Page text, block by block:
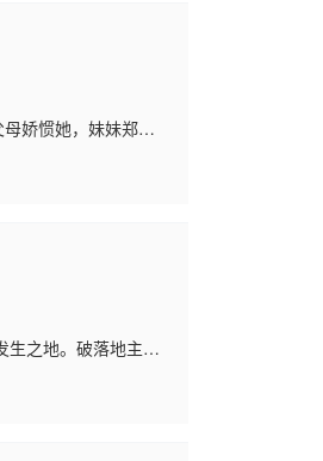
娇惯她，妹妹郑秀
场，因为给姐姐递
生之地。破落地主戴
单家那个患有麻风